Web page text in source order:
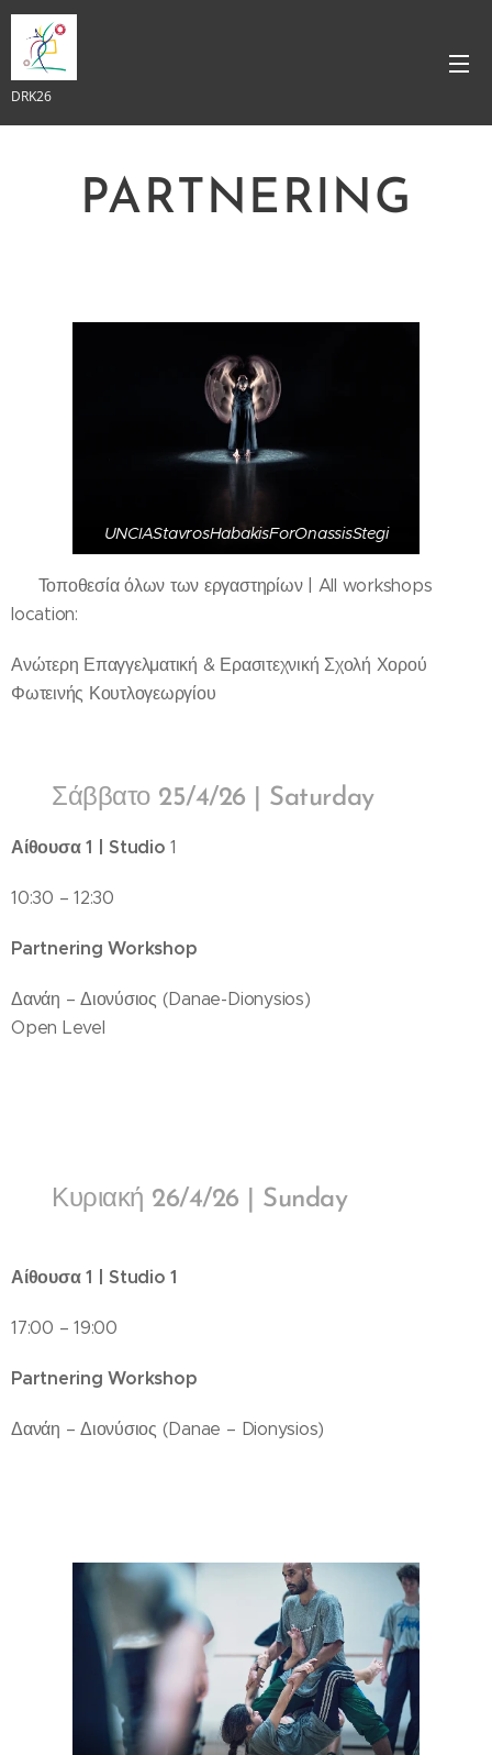
DRK26
PARTNERING
UNCIAStavrosHabakisForOnassisStegi
📍 Τοποθεσία όλων των εργαστηρίων | All workshops
location:
Ανώτερη Επαγγελματική & Ερασιτεχνική Σχολή Χορού
Φωτεινής Κουτλογεωργίου
🔸 Σάββατο 25/4/26 | Saturday
Αίθουσα 1 | Studio1
10:30 – 12:30
Partnering Workshop
Δανάη – Διονύσιος (Danae-Dionysios)
Open Level
🔸 Κυριακή 26/4/26 | Sunday
Αίθουσα 1 | Studio 1
17:00 – 19:00
Partnering Workshop
Δανάη – Διονύσιος (Danae – Dionysios)